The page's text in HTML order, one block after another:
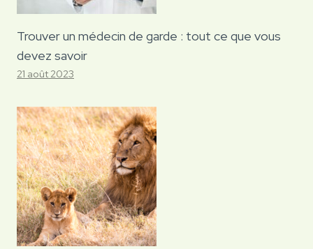
Trouver un médecin de garde : tout ce que vous
devez savoir
21 août 2023